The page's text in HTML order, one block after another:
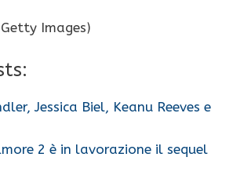
Images)
Jessica Biel, Keanu Reeves e
2 è in lavorazione il sequel